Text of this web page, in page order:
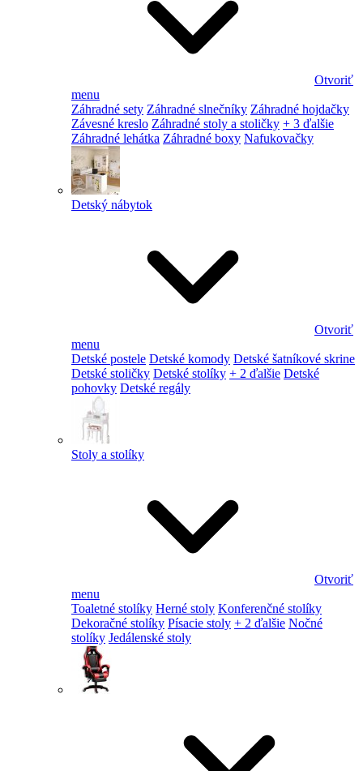
Otvoriť
menu
Záhradné sety Záhradné slnečníky Záhradné hojdačky
Závesné kreslo Záhradné stoly a stoličky + 3 ďalšie
Záhradné lehátka Záhradné boxy Nafukovačky
Detský nábytok
Otvoriť
menu
Detské postele Detské komody Detské šatníkové skrine
Detské stoličky Detské stolíky + 2 ďalšie Detské
pohovky Detské regály
Stoly a stolíky
Otvoriť
menu
Toaletné stolíky Herné stoly Konferenčné stolíky
Dekoračné stolíky Písacie stoly + 2 ďalšie Nočné
stolíky Jedálenské stoly